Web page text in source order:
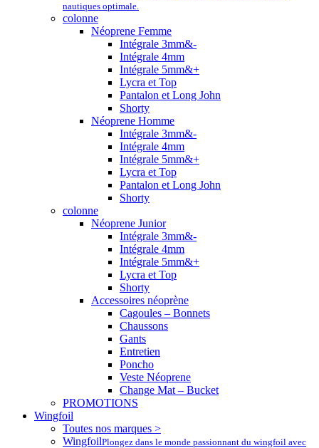
nautiques optimale.
colonne
Néoprene Femme
Intégrale 3mm&-
Intégrale 4mm
Intégrale 5mm&+
Lycra et Top
Pantalon et Long John
Shorty
Néoprene Homme
Intégrale 3mm&-
Intégrale 4mm
Intégrale 5mm&+
Lycra et Top
Pantalon et Long John
Shorty
colonne
Néoprene Junior
Intégrale 3mm&-
Intégrale 4mm
Intégrale 5mm&+
Lycra et Top
Shorty
Accessoires néoprène
Cagoules – Bonnets
Chaussons
Gants
Entretien
Poncho
Veste Néoprene
Change Mat – Bucket
PROMOTIONS
Wingfoil
Toutes nos marques >
WingfoilPlongez dans le monde passionnant du wingfoil avec